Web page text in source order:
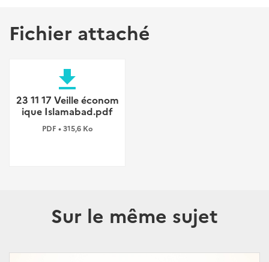
Fichier attaché
file_download
23 11 17 Veille économ
ique Islamabad.pdf
PDF • 315,6 Ko
Sur le même sujet